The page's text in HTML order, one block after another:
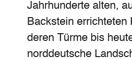
Jahrhunderte alten,
Backstein errichteten
deren Türme bis
norddeutsche